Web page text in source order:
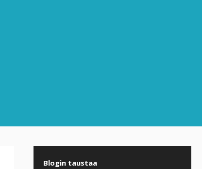
Blogin taustaa